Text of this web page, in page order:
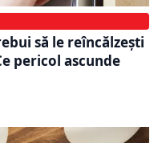
să le reîncălzești
pericol ascunde